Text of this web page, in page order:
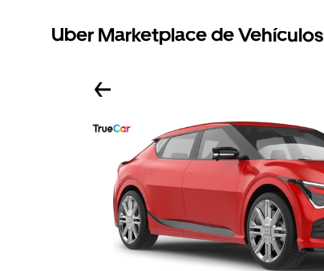
Uber Marketplace de Vehículos